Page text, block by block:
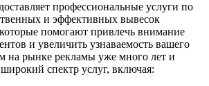
профессиональные услуги по
и эффективных вывесок
помогают привлечь внимание
и увеличить узнаваемость вашего
на рынке рекламы уже много лет и
спектр услуг, включая: